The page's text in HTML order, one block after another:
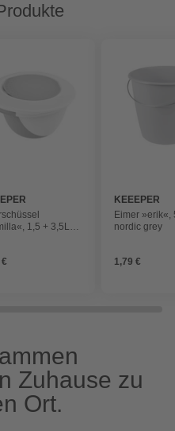
1,5 + 3,5L
KEEEPER
Eimer »erik«,
nordic grey
1,79 €
Zuhause zu
Ort.